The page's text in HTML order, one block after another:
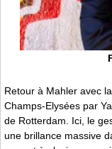
Retour à Mahler avec la
Champs-Elysées par
de Rotterdam. Ici, le
une brillance massive